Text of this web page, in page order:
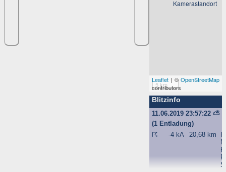
5 km
Leaflet | ©OpenStreetMap
contributors
Blitzinfo
11.06.2019 23:57:22⛅
(1 Entladung)
☈
-4 kA 20,68 km